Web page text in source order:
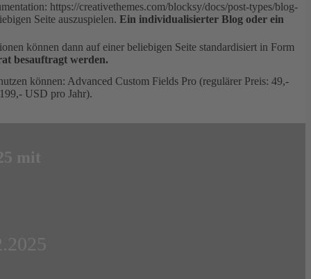
https://creativethemes.com/blocksy/docs/post-types/blog-
Seite auszuspielen. Ein individualisierter Blog oder ein
können dann auf einer beliebigen Seite standardisiert in Form
besauftragt werden.
können: Advanced Custom Fields Pro (regulärer Preis: 49,-
USD pro Jahr).